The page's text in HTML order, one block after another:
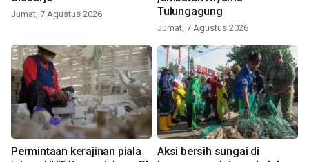
Jumat, 7 Agustus 2026
Tulungagung
Jumat, 7 Agustus 2026
Permintaan kerajinan piala
Aksi bersih sungai di